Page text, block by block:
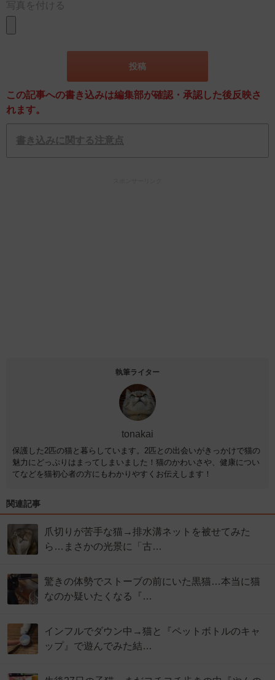
写真を付ける
この記事への書き込みは編集部が確認・承認した後反映さ
れます。
書き込みに関する注意点
執筆ライター
tonakai
保護した2匹の猫と暮らしています。2匹との出会いがきっかけで猫の
魅力にどっぷりはまってしまいました！猫のかわいさや、健康につい
てなどを猫初心者の方にもわかりやすくお伝えします！
関連記事
爪切りが苦手な猫→排水溝ネットを被せてみた
ら…まさかの光景に「古…
驚きの体勢でストーブの前にいた黒猫…本当に猫
なのか疑いたくなる『…
インフルでダウン中→猫と『ペットボトルのキャ
ップ』で遊んでみた結…